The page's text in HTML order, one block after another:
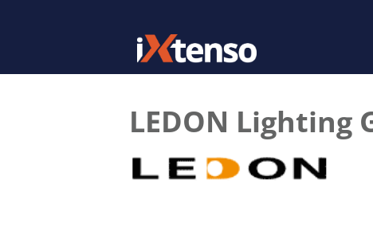
LEDON Lighting